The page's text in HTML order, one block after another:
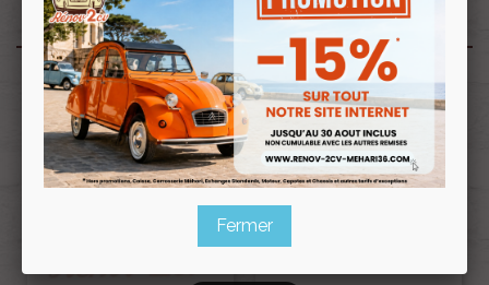
Produits associés
Fermer